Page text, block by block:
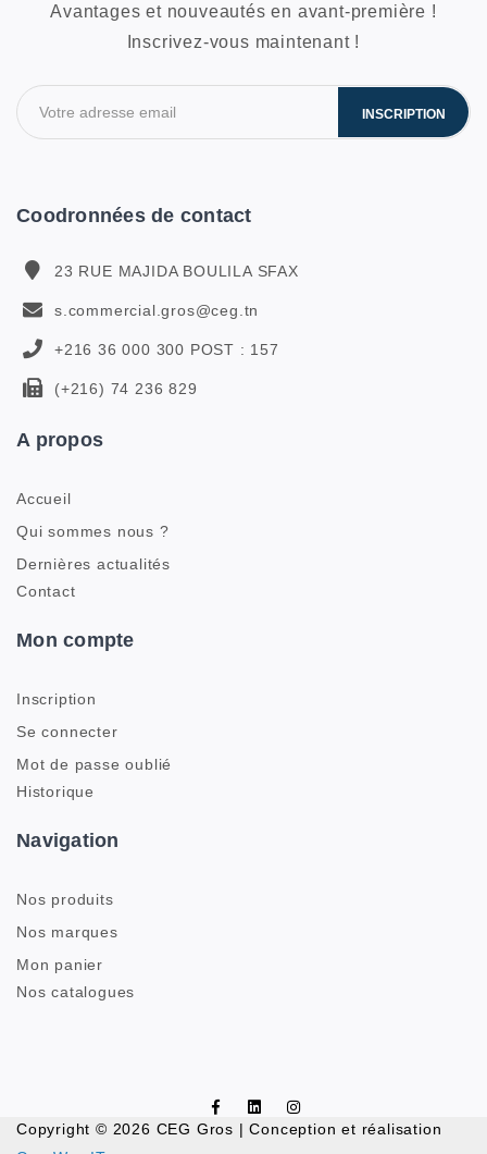
Avantages et nouveautés en avant-première !
Inscrivez-vous maintenant !
INSCRIPTION
Coodronnées de contact
23 RUE MAJIDA BOULILA SFAX
s.commercial.gros@ceg.tn
+216 36 000 300 POST : 157
(+216) 74 236 829
A propos
Accueil
Qui sommes nous ?
Dernières actualités
Contact
Mon compte
Inscription
Se connecter
Mot de passe oublié
Historique
Navigation
Nos produits
Nos marques
Mon panier
Nos catalogues
Copyright © 2026 CEG Gros | Conception et réalisation